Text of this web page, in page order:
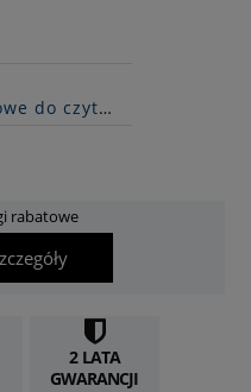
do czytania
rabatowe
2 LATA
GWARANCJI